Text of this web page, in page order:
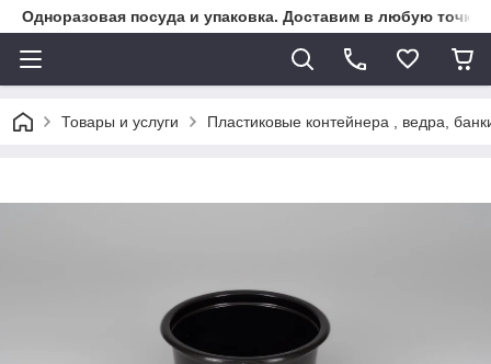
Одноразовая посуда и упаковка. Доставим в любую точку
Товары и услуги Пластиковые контейнера , ведра,